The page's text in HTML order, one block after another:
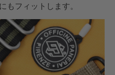
もフィットします。